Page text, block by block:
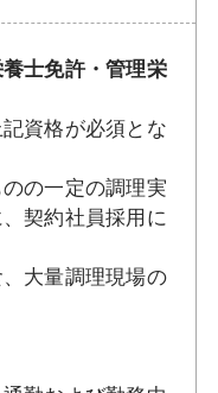
士免許・管理栄
資格が必須とな
の一定の調理実
契約社員採用に
大量調理現場の